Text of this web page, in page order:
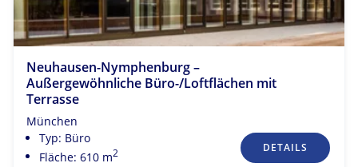
Neuhausen-Nymphenburg –
Außergewöhnliche Büro-/Loftflächen mit
Terrasse
München
Typ: Büro
Fläche: 610 m2 DETAILS